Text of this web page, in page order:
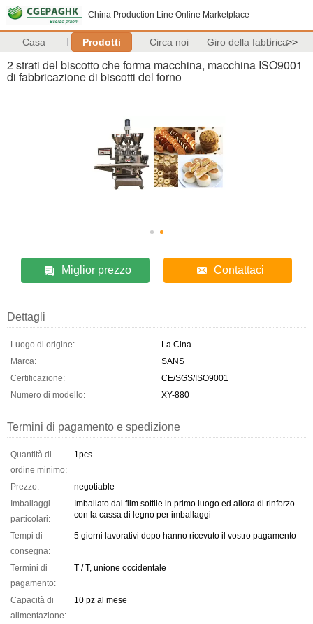
China Production Line Online Marketplace
Casa Prodotti Circa noi Giro della fabbrica>>
2 strati del biscotto che forma macchina, macchina ISO9001
di fabbricazione di biscotti del forno
Miglior prezzo Contattaci
Dettagli
Luogo di origine:
La Cina
Marca:
SANS
Certificazione:
CE/SGS/ISO9001
Numero di modello:
XY-880
Termini di pagamento e spedizione
Quantità di
ordine minimo:
1pcs
Prezzo:
negotiable
Imballaggi
particolari:
Imballato dal film sottile in primo luogo ed allora di rinforzo
con la cassa di legno per imballaggi
Tempi di
consegna:
5 giorni lavorativi dopo hanno ricevuto il vostro pagamento
Termini di
pagamento:
T / T, unione occidentale
Capacità di
alimentazione:
10 pz al mese